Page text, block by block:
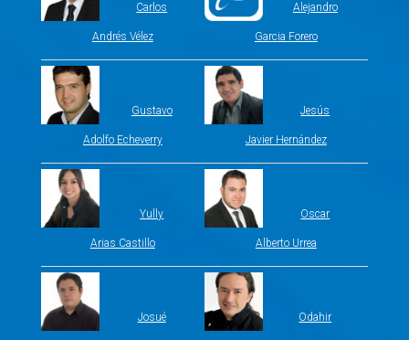
Carlos
Andrés Vélez
Alejandro
Garcia Forero
Gustavo
Adolfo Echeverry
Jesús
Javier Hernández
Yully
Arias Castillo
Oscar
Alberto Urrea
Josué Odahir